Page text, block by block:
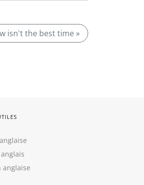
isn't the best time »
anglaise